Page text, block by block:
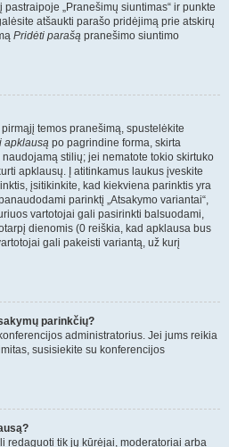
„Pranešimų siuntimas“ ir punkte
atšaukti parašo pridėjimą prie atskirų
Pridėti parašą pranešimo siuntimo
temos pranešimą, spustelėkite
apklausą po pagrindine forma, skirta
stilių; jei nematote tokio skirtuko
apklausų. Į atitinkamus laukus įveskite
įsitikinkite, kad kiekviena parinktis yra
parinktį „Atsakymo variantai“,
vartotojai gali pasirinkti balsuodami,
dienomis (0 reiškia, kad apklausa bus
gali pakeisti variantą, už kurį
parinkčių?
administratorius. Jei jums reikia
susisiekite su konferencijos
redaguoti tik jų kūrėjai, moderatoriai arba